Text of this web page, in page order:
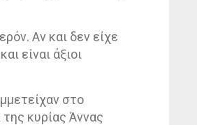
Αν και δεν είχε
είναι άξιοι
στο
κυρίας Άννας